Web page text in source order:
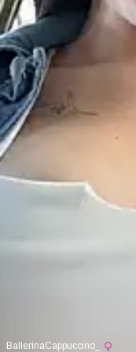
BallerinaCappuccino_